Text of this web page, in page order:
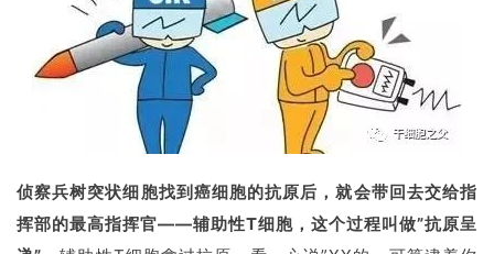
学
侦察兵树突状细胞找到癌细胞的抗原后，就会带回去交给指
挥部的最高指挥官——辅助性T细胞，这个过程叫做”抗原呈